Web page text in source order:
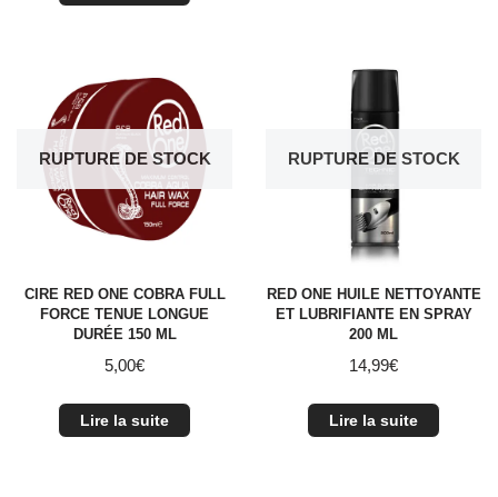
RUPTURE DE STOCK
CIRE RED ONE COBRA FULL
FORCE TENUE LONGUE
DURÉE 150 ML
5,00€
Lire la suite
RUPTURE DE STOCK
RED ONE HUILE NETTOYANTE
ET LUBRIFIANTE EN SPRAY
200 ML
14,99€
Lire la suite